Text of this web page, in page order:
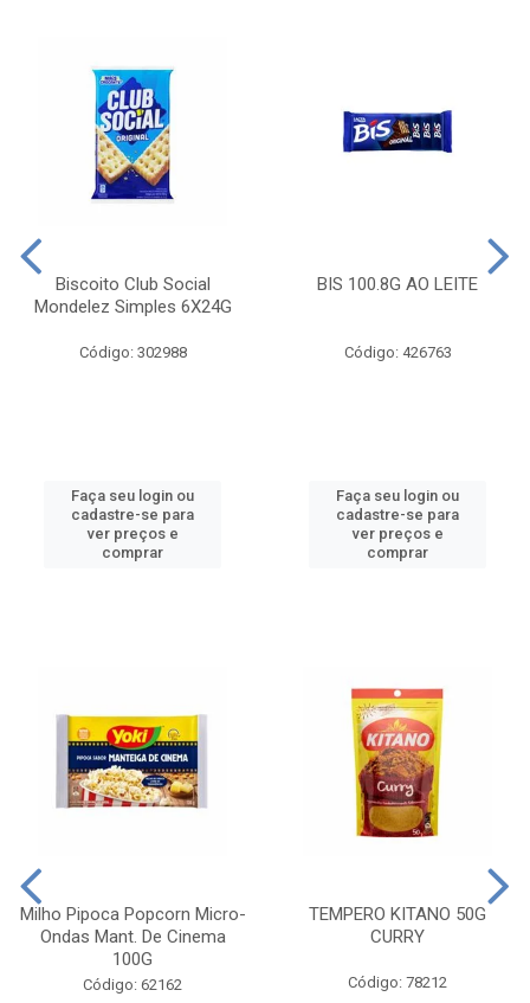
Biscoito Club Social
Mondelez Simples 6X24G
Código: 302988
Faça seu login ou
cadastre-se para
ver preços e
comprar
BIS 100.8G AO LEITE
Código: 426763
Faça seu login ou
cadastre-se para
ver preços e
comprar
Milho Pipoca Popcorn Micro-
Ondas Mant. De Cinema
100G
Código: 62162
TEMPERO KITANO 50G
CURRY
Código: 78212